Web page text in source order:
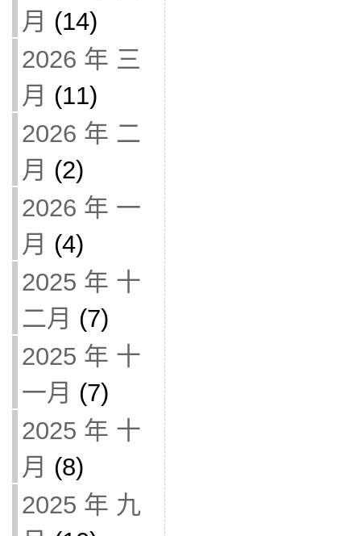
月 (14)
2026 年 三
月 (11)
2026 年 二
月 (2)
2026 年 一
月 (4)
2025 年 十
二月 (7)
2025 年 十
一月 (7)
2025 年 十
月 (8)
2025 年 九